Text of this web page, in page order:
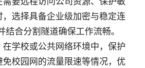
，选择具备企业级加密与稳定连
结合分割隧道确保工作流畅。
在学校或公共网络环境中，保护
校园网的流量限速等情况，优